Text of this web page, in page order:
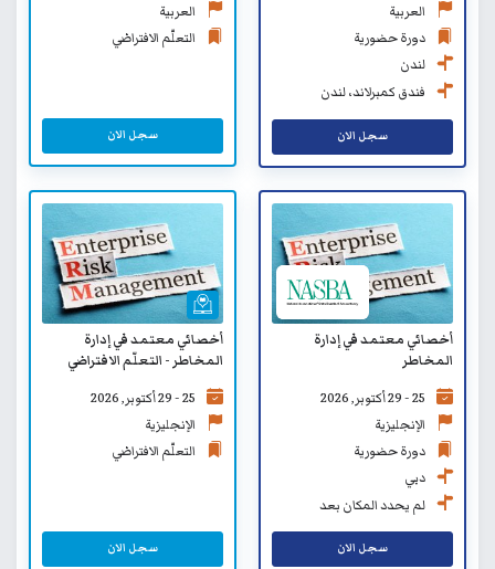
العربية
دورة حضورية
لندن
فندق كمبرلاند، لندن
سجل الان
العربية
التعلّم الافتراضي
سجل الان
أخصائي معتمد في إدارة
المخاطر
25 - 29 أكتوبر, 2026
الإنجليزية
دورة حضورية
دبي
لم يحدد المكان بعد
سجل الان
أخصائي معتمد في إدارة
المخاطر - التعلّم الافتراضي
25 - 29 أكتوبر, 2026
الإنجليزية
التعلّم الافتراضي
سجل الان